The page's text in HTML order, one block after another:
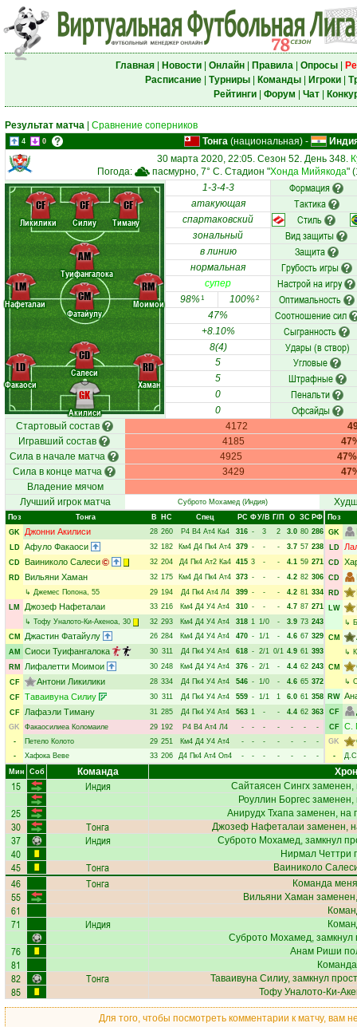
Главная| Новости| Онлайн| Правила| Опросы|
Расписание| Турниры| Команды| Игроки|
Рейтинги| Форум Чат|
Результат матча Сравнение соперников
4 0 Тонга (национальная) -
30 марта 2020, 22:05. Сезон 52. День 348.
Погода:
пасмурно, 7° C. Стадион "Хонда Мийякода"
Акилиси
Факаоси
Салеси
Хаман
Нафеталаи
Фатайулу
Туифангалока
Моимои
Ликилики Силиу Тиману
GK
LD
CD
RD
LM
CM
AM
RM
CF CF CF
1-3-4-3 Формация
атакующая Тактика
спартаковский Стиль
зональный Вид защиты
в линию Защита
нормальная Грубость игры
супер Настрой на игру
98%1 100%2 Оптимальность
47% Соотношение сил
+8.10% Сыгранность
8(4) Удары (в створ)
5 Угловые
5 Штрафные
0 Пенальти
0 Офсайды
Стартовый состав 4172
Игравший состав
4185
Сила в начале матча
4925
47%
Сила в конце матча
3429
Владение мячом
Лучший игрок матча
Суброто Мохамед(Индия)
Поз Тонга В НC Спец РC ФУ/В Г/П О ЗС РФ
GK
Джонни Акилиси 28 260 Р4 В4 Ат4 Ка4 316 - 3 2 3.0 80 286
LD
Афуло Факаоси 32 182 Км4 Д4 Пк4 Ат4 379 - - - 3.7 57 238
CD Ваиниколо Салеси 32 204 Д4 Пк4 Ат2 Ка4 415 3 - - 4.1 59 271
RD Вильяни Хаман 32 175 Км4 Д4 Пк4 Ат4 373 - - - 4.2 82 306
↳ Джемес Попона, 55 29 194 Д4 Пк4 Ат4 Л4 399 - - - 4.2 81 334
LM
Джозеф Нафеталаи 33 216 Км4 Д4 У4 Ат4 310 - - - 4.7 87 271
↳ Тофу Уналото-Ки-Акеноа, 30 32 293 Км4 Д4 У4 Ат4 318 1 1/0 - 3.9 73 243
CM
Джастин Фатайулу 26 284 Км4 Д4 У4 Ат4 470 - 1/1 - 4.6 67 329
AM
Сиоси Туифангалока 30 311 Д4 Пк4 У4 Ат4 618 - 2/1 0/1 4.9 61 393
RM
Лифалетти Моимои 30 248 Км4 Д4 У4 Ат4 376 - 2/1 - 4.4 62 243
CF
Антони Ликилики 28 334 Д4 Пк4 У4 Ат4 546 - 1/0 - 4.6 65 372
CF
Таваивуна Силиу 30 311 Д4 Пк4 У4 Ат4 559 - 1/1 1 6.0 61 358
CF
Лафаэли Тиману 31 285 Д4 Пк4 У4 Ат4 563 1 - - 4.4 62 363
GK
Факаосилиеа Коломаиле 29 192 Р4 В4 Ат4 Л4 - - - - - -
-
-
Петело Колото 29 251 Км4 Д4 У4 Ат4 - - - - - -
-
-
Хафока Веве 33 206 Д4 Пк4 Ат4 Оп4 - - - - - - -
Поз
GK
LD
CD
CD
RD
LW
↳
CM
↳
CM
↳
RW
CF
CF С.
GK
-
Мин
Соб Команда
15 Индия Сайтаясен Сингх заменен,
Роуллин Боргесзаменен,
25 Анирудх Тхапазаменен, на
30 Тонга Джозеф Нафеталаи заменен,
37 Индия Суброто Мохамед, замкнул
40 Нирмал Четтри
45 Тонга Ваиниколо
46 Тонга Команда
55 Вильяни Хаман
61
71 Индия
Суброто Мохамед,
76 Анам Риши
81
82 Тонга Таваивуна Силиу, замкнул
85 Тофу Уналото-Ки-
Для того, чтобы посмотреть комментарии к матчу, вам